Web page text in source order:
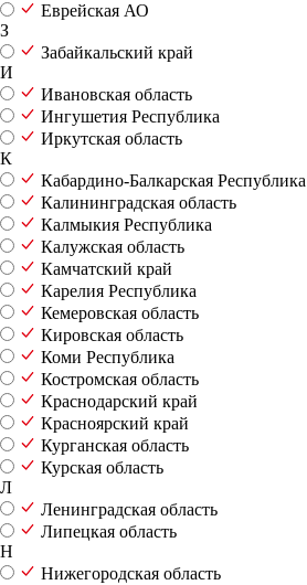
Еврейская АО
З
Забайкальский край
И
Ивановская область
Ингушетия Республика
Иркутская область
К
Кабардино-Балкарская Республика
Калининградская область
Калмыкия Республика
Калужская область
Камчатский край
Карелия Республика
Кемеровская область
Кировская область
Коми Республика
Костромская область
Краснодарский край
Красноярский край
Курганская область
Курская область
Л
Ленинградская область
Липецкая область
Н
Нижегородская область